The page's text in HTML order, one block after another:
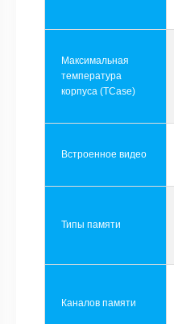
Максимальная
температура
корпуса (TCase)
Встроенное видео
Типы памяти
Каналов памяти